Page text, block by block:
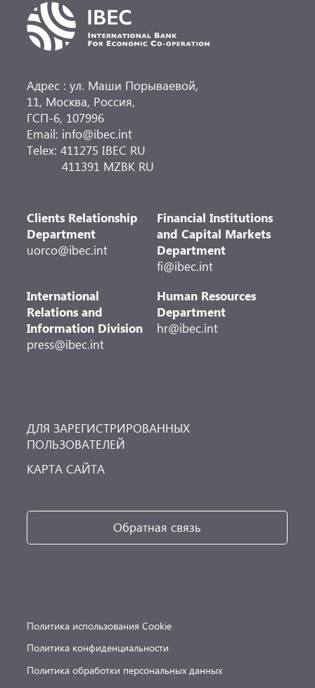
Адрес : ул. Маши Порываевой,
11, Москва, Россия,
ГСП-6, 107996
Email: info@ibec.int
Telex: 411275 IBEC RU
411391 MZBK RU
Clients Relationship
Department
uorco@ibec.int
Financial Institutions
and Capital Markets
Department
fi@ibec.int
International
Relations and
Information Division
press@ibec.int
Human Resources
Department
hr@ibec.int
ДЛЯ ЗАРЕГИСТРИРОВАННЫХ
ПОЛЬЗОВАТЕЛЕЙ
КАРТА САЙТА
Обратная связь
Политика использования Cookie
Политика конфиденциальности
Политика обработки персональных данных